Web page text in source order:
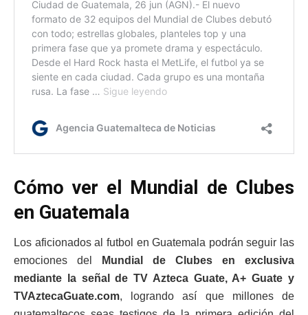
Cómo ver el Mundial de Clubes
en Guatemala
Los aficionados al futbol en Guatemala podrán seguir las
emociones del
Mundial de Clubes en exclusiva
mediante la señal de TV Azteca Guate, A+ Guate y
TVAztecaGuate.com, logrando así que millones de